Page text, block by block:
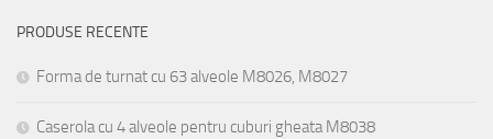
PRODUSE RECENTE
Forma de turnat cu 63 alveole M8026, M8027
Caserola cu 4 alveole pentru cuburi gheata M8038